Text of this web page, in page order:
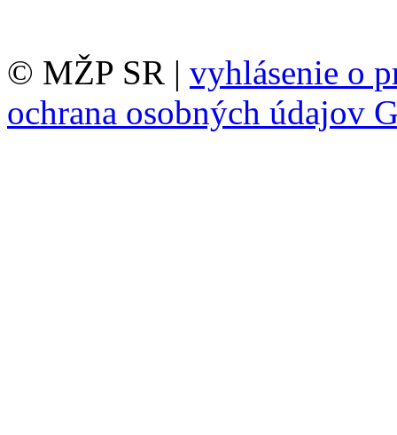
© MŽP SR | vyhlásenie o
ochrana osobných údajov